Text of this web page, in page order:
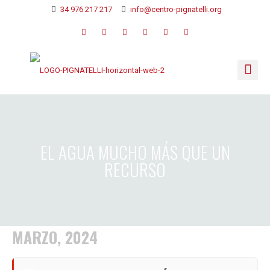
34 976 217 217 info@centro-pignatelli.org
EL AGUA MUCHO MÁS QUE UN
RECURSO
MARZO, 2024